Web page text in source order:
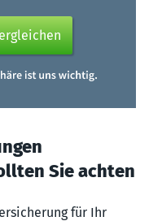
Sie achten
für Ihr